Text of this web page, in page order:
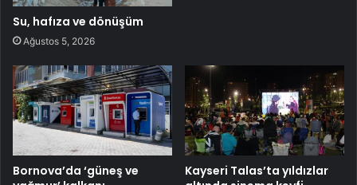
Su, hafıza ve dönüşüm
Ağustos 5, 2026
Bornova’da ‘güneş ve
Kayseri Talas’ta yıldızlar